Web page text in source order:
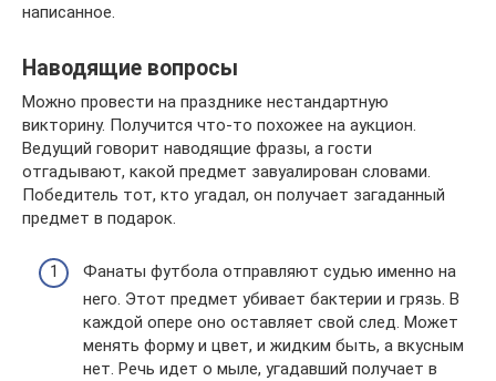
написанное.
Наводящие вопросы
Можно провести на празднике нестандартную
викторину. Получится что-то похожее на аукцион.
Ведущий говорит наводящие фразы, а гости
отгадывают, какой предмет завуалирован словами.
Победитель тот, кто угадал, он получает загаданный
предмет в подарок.
Фанаты футбола отправляют судью именно на
него. Этот предмет убивает бактерии и грязь. В
каждой опере оно оставляет свой след. Может
менять форму и цвет, и жидким быть, а вкусным
нет. Речь идет о мыле, угадавший получает в